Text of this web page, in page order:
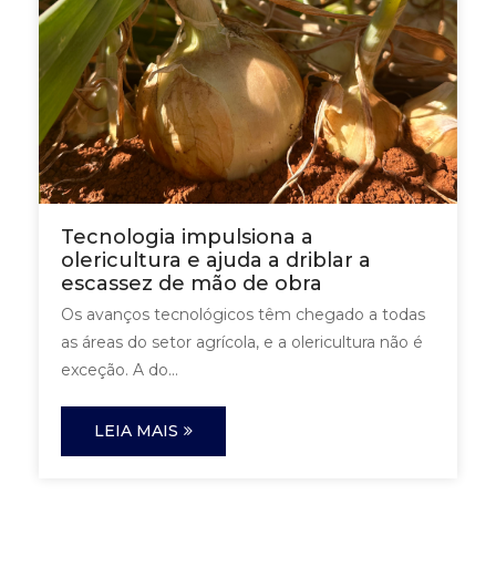
Tecnologia impulsiona a
olericultura e ajuda a driblar a
escassez de mão de obra
Os avanços tecnológicos têm chegado a todas
as áreas do setor agrícola, e a olericultura não é
exceção. A do...
LEIA MAIS